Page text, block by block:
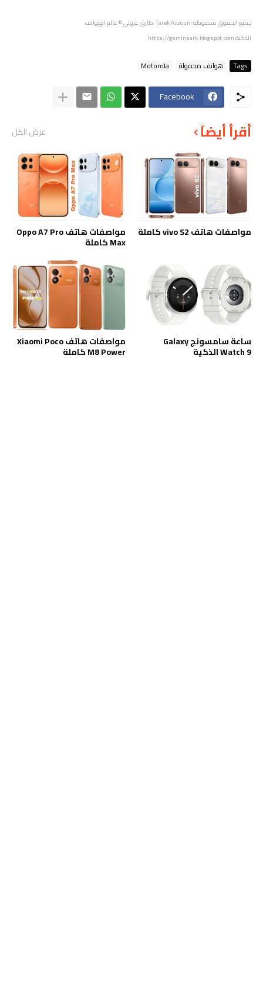
جميع الحقوق محفوظةTarek Azzouni طارق عزوني
© عالم الهواتف
الذكيةhttps://gsminsark.blogspot.com
.
Tags هواتف محمولة Motorola
Facebook
أقرأ أيضاً عرض الكل
مواصفات هاتف vivo S2 كاملة مواصفات هاتف Oppo A7 Pro
Max كاملة
ساعة سامسونج Galaxy
Watch 9 الذكية
مواصفات هاتف Xiaomi Poco
M8 Power كاملة